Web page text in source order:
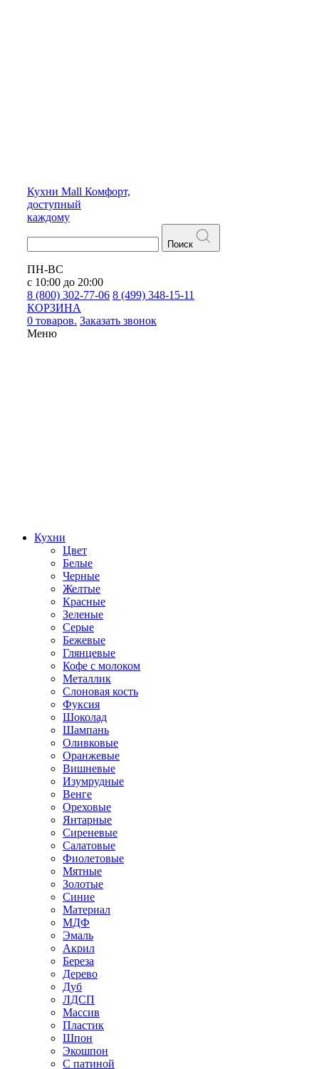
Кухни Mall Комфорт,
доступный
каждому
Поиск
ПН-ВС
с 10:00 до 20:00
8 (800) 302-77-06 8 (499) 348-15-11
КОРЗИНА
0 товаров. Заказать звонок
Меню
Кухни
Цвет
Белые
Черные
Желтые
Красные
Зеленые
Серые
Бежевые
Глянцевые
Кофе с молоком
Металлик
Слоновая кость
Фуксия
Шоколад
Шампань
Оливковые
Оранжевые
Вишневые
Изумрудные
Венге
Ореховые
Янтарные
Сиреневые
Салатовые
Фиолетовые
Мятные
Золотые
Синие
Материал
МДФ
Эмаль
Акрил
Береза
Дерево
Дуб
ЛДСП
Массив
Пластик
Шпон
Экошпон
С патиной